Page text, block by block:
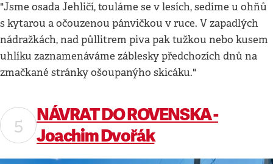
"Jsme osada Jehličí, touláme se v lesích, sedíme u ohňů
s kytarou a očouzenou pánvičkou v ruce. V zapadlých
nádražkách, nad půllitrem piva pak tužkou nebo kusem
uhlíku zaznamenáváme záblesky předchozích dnů na
zmačkané stránky ošoupanýho skicáku."
NÁVRAT DO ROVENSKA -
Joachim Dvořák